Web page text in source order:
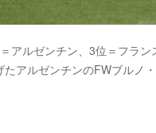
アルゼンチン、3位＝フラ
アルゼンチンのFWブルノ